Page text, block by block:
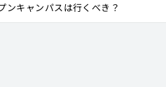
ンキャンパスは行くべき？